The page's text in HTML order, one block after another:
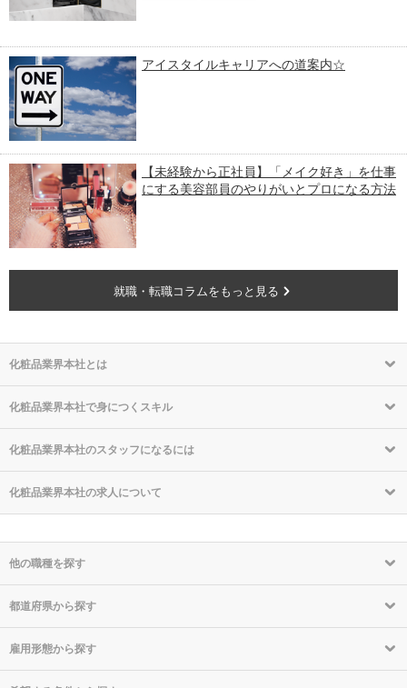
アイスタイルキャリアへの道案内☆
【未経験から正社員】「メイク好き」を仕事
にする美容部員のやりがいとプロになる方法
就職・転職コラムをもっと見る
化粧品業界本社とは
化粧品業界本社で身につくスキル
化粧品業界本社のスタッフになるには
化粧品業界本社の求人について
他の職種を探す
都道府県から探す
雇用形態から探す